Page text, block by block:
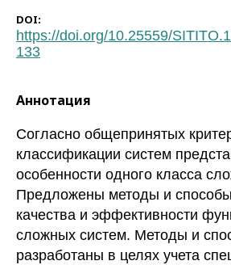
DOI:
https://doi.org/10.25559/
133
Аннотация
Согласно общепринятых
классификации систем
особенности одного класса
Предложены методы и
качества и эффективности
сложных систем. Методы и
разработаны в целях учета